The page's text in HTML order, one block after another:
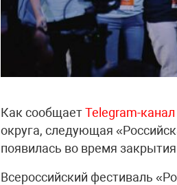
Как сообщаетTelegram-канал
округа, следующая
появилась во время закрытия
Всероссийский фестиваль